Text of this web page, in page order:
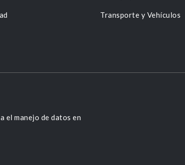
Transporte y Vehículos
el manejo de datos en